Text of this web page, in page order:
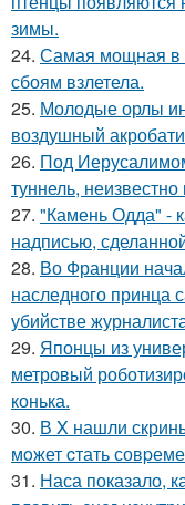
зимы.
24. Самая мощная в
сбоям взлетела.
25. Молодые орлы
воздушный
26. Под
туннель,
27. "Камень Одда" -
надписью,
28. Во Франции
наследного принца
убийстве
29. Японцы из
метровый
конька.
30. В X нашли
мoжет cтать
31. Наса показало,